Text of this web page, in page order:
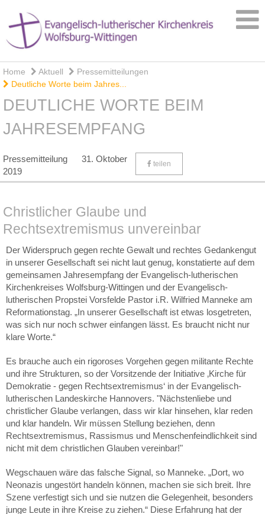
Home Aktuell
Pressemitteilungen
Deutliche Worte beim Jahres...
DEUTLICHE WORTE BEIM
JAHRESEMPFANG
Pressemitteilung
31. Oktober
2019
teilen
Christlicher Glaube und
Rechtsextremismus unvereinbar
Der Widerspruch gegen rechte Gewalt und rechtes Gedankengut
in unserer Gesellschaft sei nicht laut genug, konstatierte auf dem
gemeinsamen Jahresempfang der Evangelisch-lutherischen
Kirchenkreises Wolfsburg-Wittingen und der Evangelisch-
lutherischen Propstei Vorsfelde Pastor i.R. Wilfried Manneke am
Reformationstag. „In unserer Gesellschaft ist etwas losgetreten,
was sich nur noch schwer einfangen lässt. Es braucht nicht nur
klare Worte.“
Es brauche auch ein rigoroses Vorgehen gegen militante Rechte
und ihre Strukturen, so der Vorsitzende der Initiative ‚Kirche für
Demokratie - gegen Rechtsextremismus‘ in der Evangelisch-
lutherischen Landeskirche Hannovers. "Nächstenliebe und
christlicher Glaube verlangen, dass wir klar hinsehen, klar reden
und klar handeln. Wir müssen Stellung beziehen, denn
Rechtsextremismus, Rassismus und Menschenfeindlichkeit sind
nicht mit dem christlichen Glauben vereinbar!"
Wegschauen wäre das falsche Signal, so Manneke. „Dort, wo
Neonazis ungestört handeln können, machen sie sich breit. Ihre
Szene verfestigt sich und sie nutzen die Gelegenheit, besonders
junge Leute in ihre Kreise zu ziehen.“ Diese Erfahrung hat der